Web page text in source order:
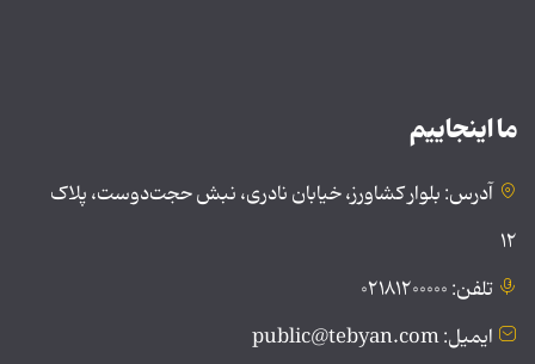
ما اینجاییم
آدرس: بلوار کشاورز، خیابان نادری، نبش حجت‌دوست، پلاک
۱۲
تلفن: ۰۲۱۸۱۲۰۰۰۰۰
ایمیل: public@tebyan.com